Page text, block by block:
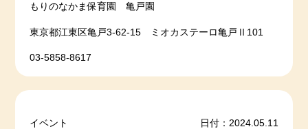
もりのなかま保育園 亀戸園
東京都江東区亀戸3-62-15 ミオカステーロ亀戸Ⅱ101
03-5858-8617
イベント 日付：2024.05.11